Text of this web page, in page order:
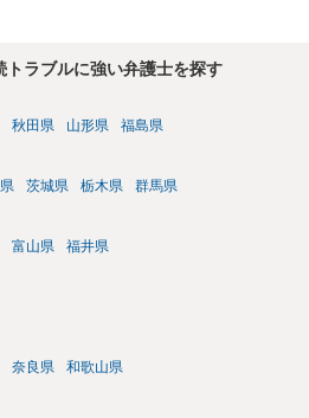
ラブルに強い弁護士を探す
秋田県 山形県 福島県
茨城県 栃木県 群馬県
富山県 福井県
奈良県 和歌山県